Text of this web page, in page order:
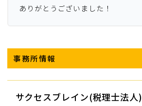
ありがとうございました！
事務所情報
サクセスブレイン(税理士法人)